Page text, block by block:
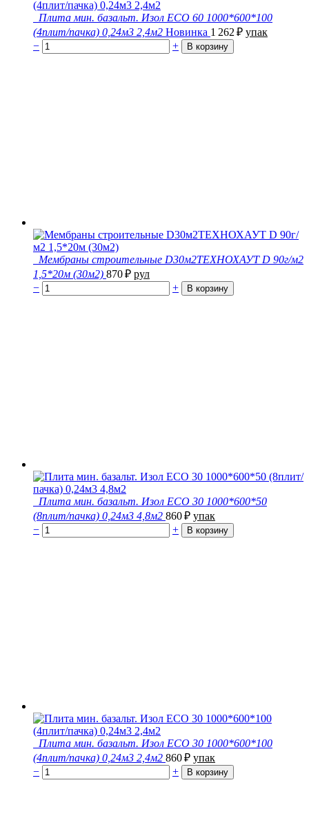
Плита мин. базальт. Изол ECO 60 1000*600*100
(4плит/пачка) 0,24м3 2,4м2 Новинка 1 262 ₽ упак
−
+
Мембраны строительные D30м2ТЕХНОХАУТ D 90г/м2
1,5*20м (30м2) 870₽ рул
−
+
Плита мин. базальт. Изол ECO 30 1000*600*50
(8плит/пачка) 0,24м3 4,8м2 860₽ упак
−
+
Плита мин. базальт. Изол ECO 30 1000*600*100
(4плит/пачка) 0,24м3 2,4м2 860₽ упак
−
+